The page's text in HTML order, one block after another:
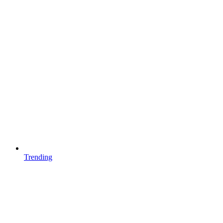
Trending